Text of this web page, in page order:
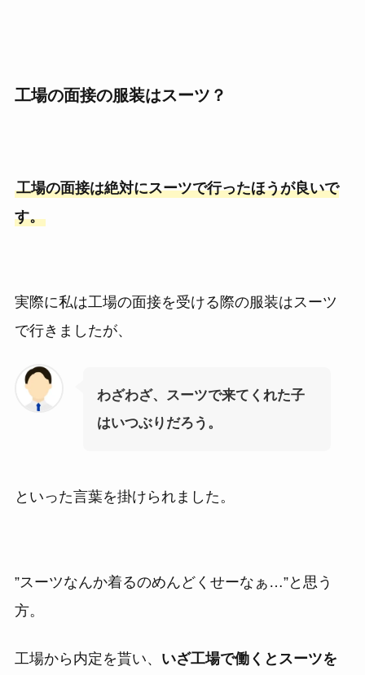
工場の面接の服装はスーツ？
工場の面接は絶対にスーツで行ったほうが良いで
す。
実際に私は工場の面接を受ける際の服装はスーツ
で行きましたが、
わざわざ、スーツで来てくれた子
はいつぶりだろう。
といった言葉を掛けられました。
”スーツなんか着るのめんどくせーなぁ…”と思う
方。
工場から内定を貰い、 いざ工場で働くとスーツを